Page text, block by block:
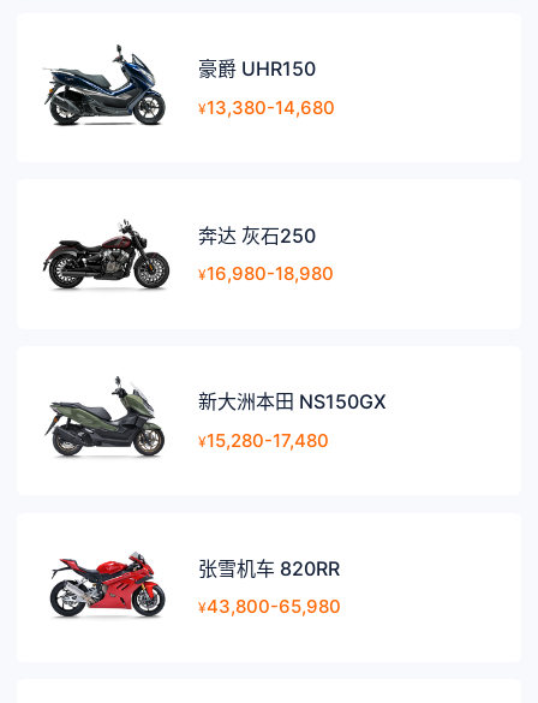
豪爵 UHR150
¥13,380-14,680
奔达 灰石250
¥16,980-18,980
新大洲本田 NS150GX
¥15,280-17,480
张雪机车 820RR
¥43,800-65,980